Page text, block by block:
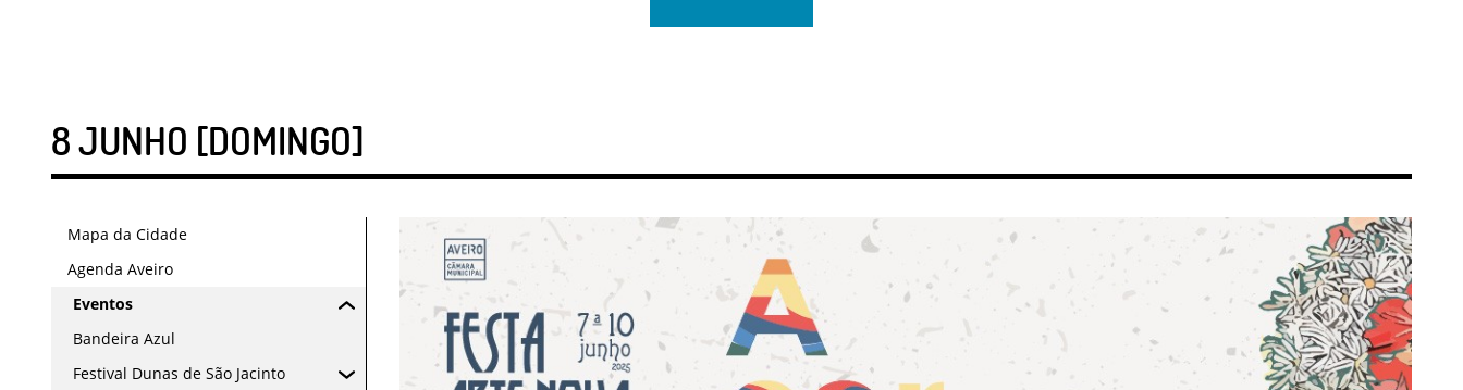
8 JUNHO [DOMINGO]
Mapa da Cidade
Agenda Aveiro
Eventos
Bandeira Azul
Festival Dunas de São Jacinto